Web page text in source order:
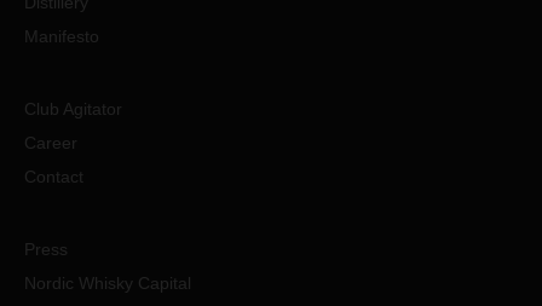
Manifesto
Club Agitator
Career
Contact
Press
Nordic Whisky Capital